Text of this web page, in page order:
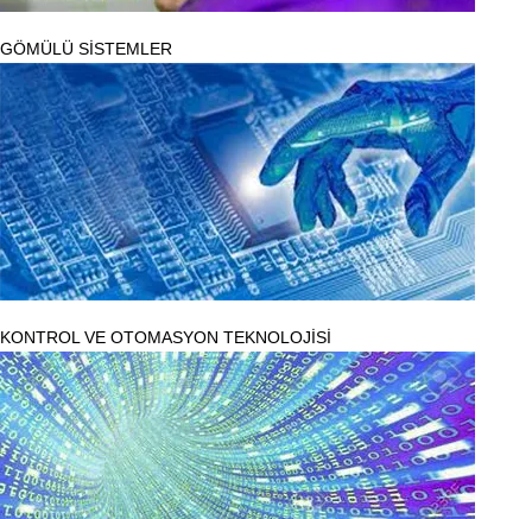
GÖMÜLÜ SİSTEMLER
KONTROL VE OTOMASYON TEKNOLOJİSİ